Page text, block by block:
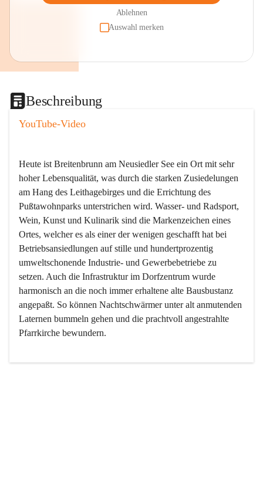
Ablehnen
Auswahl merken
Beschreibung
YouTube-Video
Heute ist Breitenbrunn am Neusiedler See ein Ort mit sehr
hoher Lebensqualität, was durch die starken Zusiedelungen
am Hang des Leithagebirges und die Errichtung des
Pußtawohnparks unterstrichen wird. Wasser- und Radsport,
Wein, Kunst und Kulinarik sind die Markenzeichen eines
Ortes, welcher es als einer der wenigen geschafft hat bei
Betriebsansiedlungen auf stille und hundertprozentig
umweltschonende Industrie- und Gewerbebetriebe zu
setzen. Auch die Infrastruktur im Dorfzentrum wurde
harmonisch an die noch immer erhaltene alte Bausbustanz
angepaßt. So können Nachtschwärmer unter alt anmutenden
Laternen bummeln gehen und die prachtvoll angestrahlte
Pfarrkirche bewundern.
Der Weinbau dominert heute nicht mehr, ist aber integrativer